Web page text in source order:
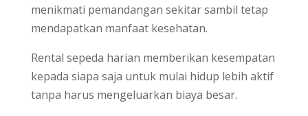
menikmati pemandangan sekitar sambil tetap
mendapatkan manfaat kesehatan.
Rental sepeda harian memberikan kesempatan
kepada siapa saja untuk mulai hidup lebih aktif
tanpa harus mengeluarkan biaya besar.